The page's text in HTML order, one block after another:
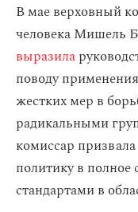
В мае верховный
человека Мишель
выразила
поводу
жестких мер в
радикальными
комиссар
политику в
стандартами в